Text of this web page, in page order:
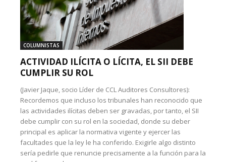
COLUMNISTAS
ACTIVIDAD ILÍCITA O LÍCITA, EL SII DEBE
CUMPLIR SU ROL
(Javier Jaque, socio Líder de CCL Auditores Consultores):
Recordemos que incluso los tribunales han reconocido que
las actividades ilícitas deben ser gravadas, por tanto, el SII
debe cumplir con su rol en la sociedad, donde su deber
principal es aplicar la normativa vigente y ejercer las
facultades que la ley le ha conferido. Exigirle algo distinto
sería pedirle que renuncie precisamente a la función para la